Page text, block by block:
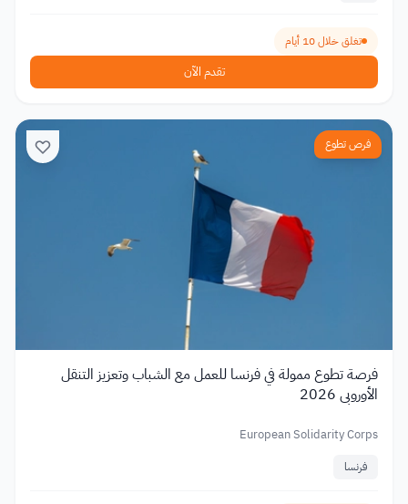
تغلق خلال 10 أيام
تقدم الآن
فرص تطوع
فرصة تطوع ممولة في فرنسا للعمل مع الشباب وتعزيز التنقل
الأوروبي 2026
European Solidarity Corps
فرنسا